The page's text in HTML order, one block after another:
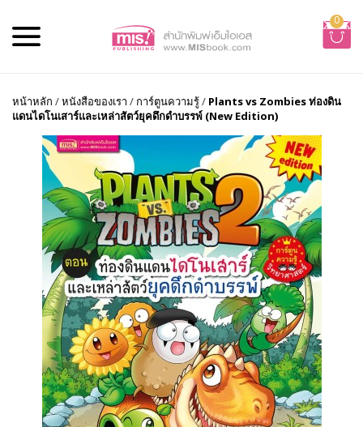
0
หน้าหลัก /หนังสือของเรา / การ์ตูนความรู้/ Plants vs Zombies ท่องดิน
แดนไดโนเสาร์และเหล่าสัตว์ยุคดึกดำบรรพ์ (New Edition)